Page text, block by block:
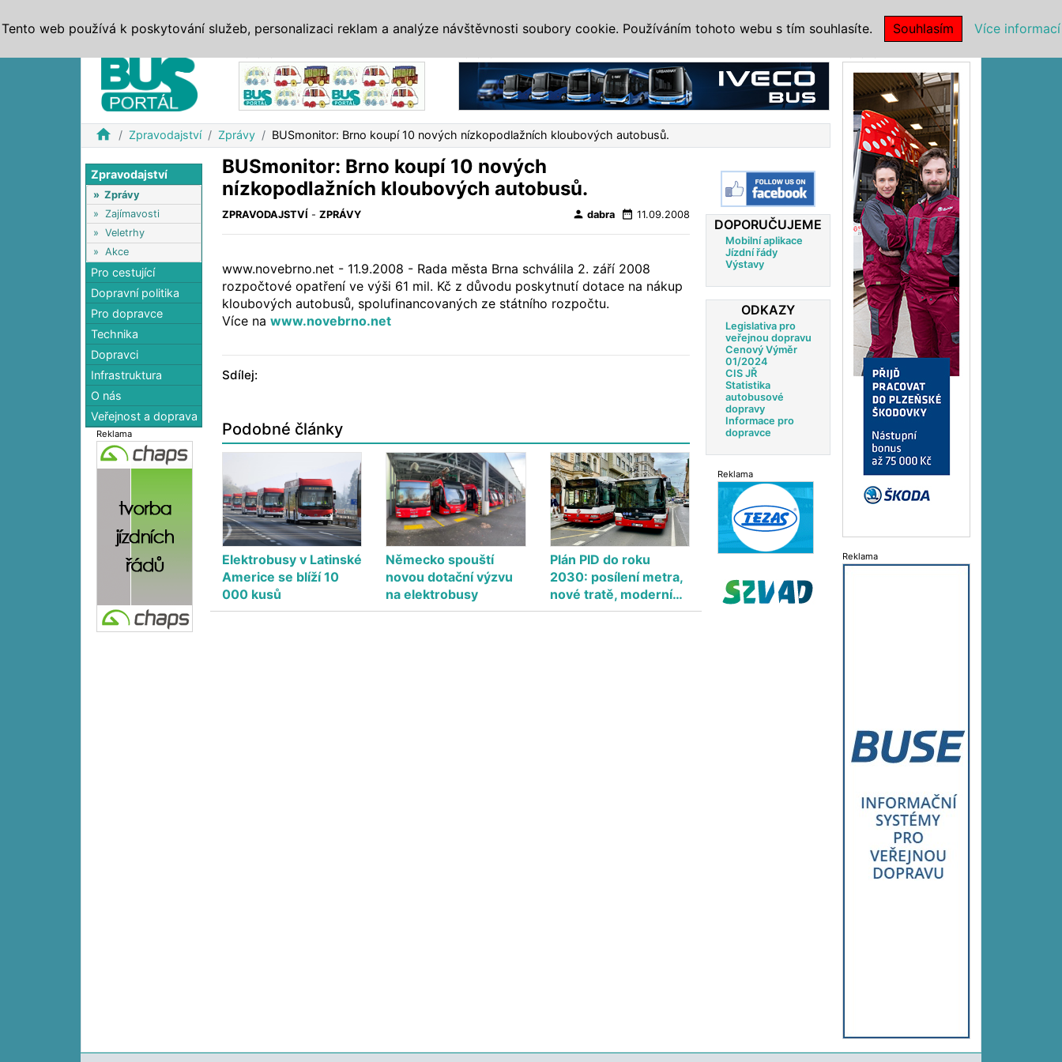
home Zpravodajství Zprávy BUSmonitor: Brno koupí 10 nových nízkopodlažních kloubových autobusů.
Zpravodajství
» Zprávy
» Zajímavosti
» Veletrhy
» Akce
Pro cestující
Dopravní politika
Pro dopravce
Technika
Dopravci
Infrastruktura
O nás
Veřejnost a doprava
Reklama
BUSmonitor: Brno koupí 10 nových
nízkopodlažních kloubových autobusů.
ZPRAVODAJSTVÍ -ZPRÁVY person dabra date_range 11.09.2008
www.novebrno.net - 11.9.2008 - Rada města Brna schválila 2. září 2008
rozpočtové opatření ve výši 61 mil. Kč z důvodu poskytnutí dotace na nákup
kloubových autobusů, spolufinancovaných ze státního rozpočtu.
Více nawww.novebrno.net
Sdílej:
Podobné články
Elektrobusy v Latinské
Americe se blíží 10
000 kusů
Německo spouští
novou dotační výzvu
na elektrobusy
Plán PID do roku
2030: posílení metra,
nové tratě, moderní…
DOPORUČUJEME
Mobilní aplikace
Jízdní řády
Výstavy
ODKAZY
Legislativa pro
veřejnou dopravu
Cenový Výměr
01/2024
CIS JŘ
Statistika
autobusové
dopravy
Informace pro
dopravce
Reklama
Reklama
Tento web používá k poskytování služeb, personalizaci reklam a analýze návštěvnosti soubory cookie. Používáním tohoto webu s tím souhlasíte. Souhlasím Více informací